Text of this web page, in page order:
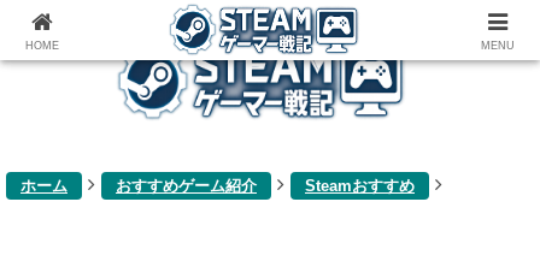
ゲーム関連雑記ブログ
ホーム おすすめゲーム紹介 Steamおすすめ
HOME MENU